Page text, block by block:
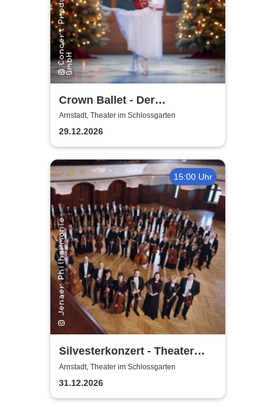
Crown Ballet - Der
Nussknacker
Arnstadt, Theater im Schlossgarten
29.12.2026
15:00 Uhr
Silvesterkonzert - Theater
Arnstadt
Arnstadt, Theater im Schlossgarten
31.12.2026